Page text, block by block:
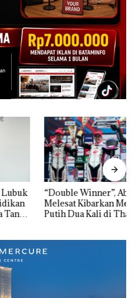
“Double Winner”, Abimanyu
Melesat Kibarkan Merah
Putih Dua Kali di Thailand